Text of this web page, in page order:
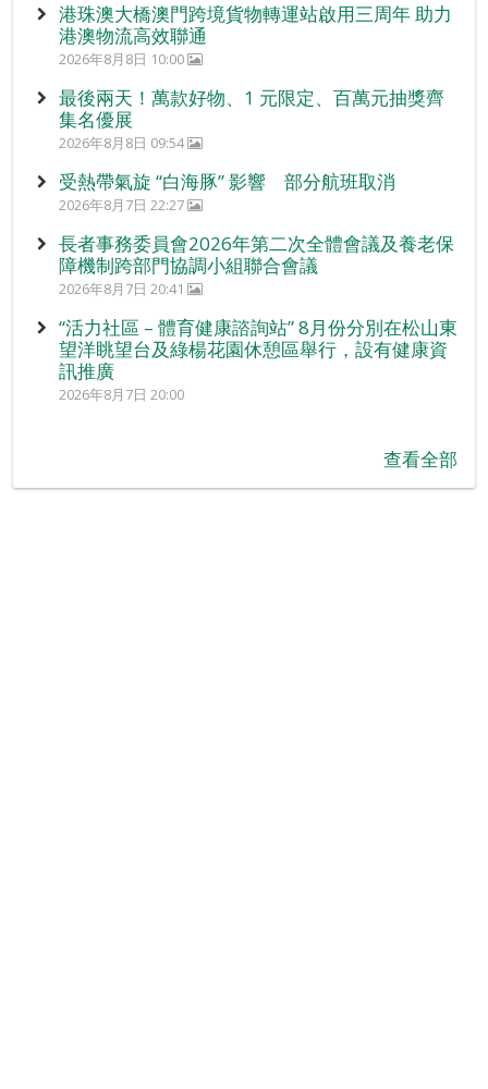
港珠澳大橋澳門跨境貨物轉運站啟用三周年 助力
港澳物流高效聯通
2026年8月8日 10:00
最後兩天！萬款好物、1 元限定、百萬元抽獎齊
集名優展
2026年8月8日 09:54
受熱帶氣旋 “白海豚” 影響 部分航班取消
2026年8月7日 22:27
長者事務委員會2026年第二次全體會議及養老保
障機制跨部門協調小組聯合會議
2026年8月7日 20:41
“活力社區 – 體育健康諮詢站” 8月份分別在松山東
望洋眺望台及綠楊花園休憩區舉行，設有健康資
訊推廣
2026年8月7日 20:00
查看全部